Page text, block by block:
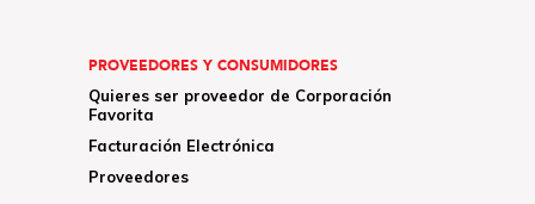
PROVEEDORES Y CONSUMIDORES
Quieres ser proveedor de Corporación
Favorita
Facturación Electrónica
Proveedores